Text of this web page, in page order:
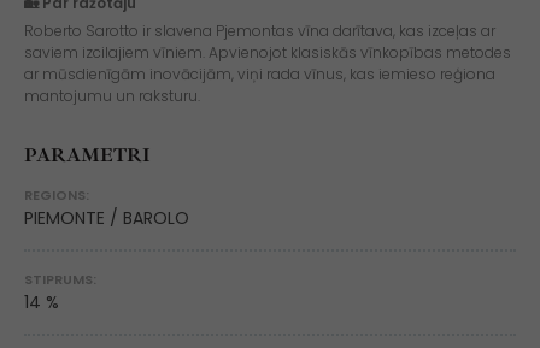
Roberto Sarotto ir slavena Pjemontas vīna darītava, kas izceļas ar
saviem izcilajiem vīniem. Apvienojot klasiskās vīnkopības metodes
ar mūsdienīgām inovācijām, viņi rada vīnus, kas iemieso reģiona
mantojumu un raksturu.
PARAMETRI
REGIONS:
PIEMONTE / BAROLO
STIPRUMS:
14 %